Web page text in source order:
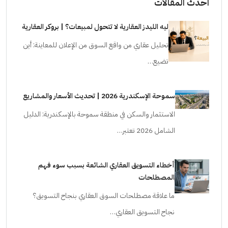
ليه الليدز العقارية لا تتحول لمبيعات؟ | بروكر العقارية
تحليل عقاري من واقع السوق من الإعلان للمعاينة: أين
سموحة الإسكندرية 2026 | تحديث الأسعار والمشاريع
الاستثمار والسكن في منطقة سموحة بالإسكندرية: الدليل
أخطاء التسويق العقاري الشائعة بسبب سوء فهم
المصطلحات
ما علاقة مصطلحات السوق العقاري بنجاح التسويق؟